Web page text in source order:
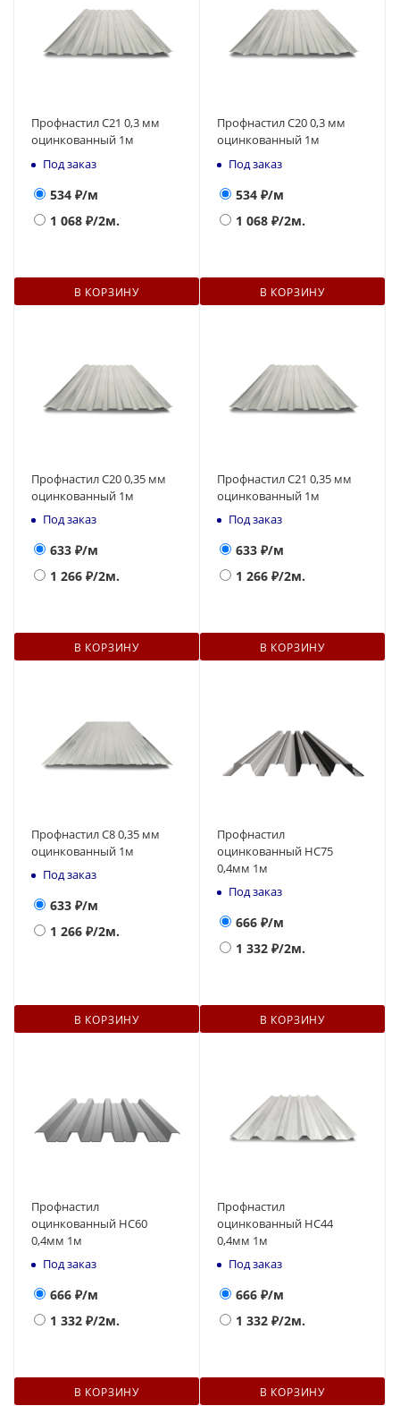
Профнастил С21 0,3 мм
оцинкованный 1м
Под заказ
534 ₽/м
1 068 ₽/2м.
В КОРЗИНУ
Профнастил С20 0,3 мм
оцинкованный 1м
Под заказ
534 ₽/м
1 068 ₽/2м.
В КОРЗИНУ
Профнастил С20 0,35 мм
оцинкованный 1м
Под заказ
633 ₽/м
1 266 ₽/2м.
В КОРЗИНУ
Профнастил С21 0,35 мм
оцинкованный 1м
Под заказ
633 ₽/м
1 266 ₽/2м.
В КОРЗИНУ
Профнастил С8 0,35 мм
оцинкованный 1м
Под заказ
633 ₽/м
1 266 ₽/2м.
В КОРЗИНУ
Профнастил
оцинкованный НС75
0,4мм 1м
Под заказ
666 ₽/м
1 332 ₽/2м.
В КОРЗИНУ
Профнастил
оцинкованный НС60
0,4мм 1м
Под заказ
666 ₽/м
1 332 ₽/2м.
В КОРЗИНУ
Профнастил
оцинкованный НС44
0,4мм 1м
Под заказ
666 ₽/м
1 332 ₽/2м.
В КОРЗИНУ